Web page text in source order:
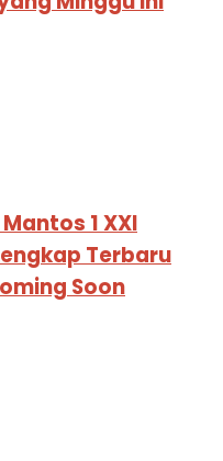
1 XXI
Terbaru
Soon